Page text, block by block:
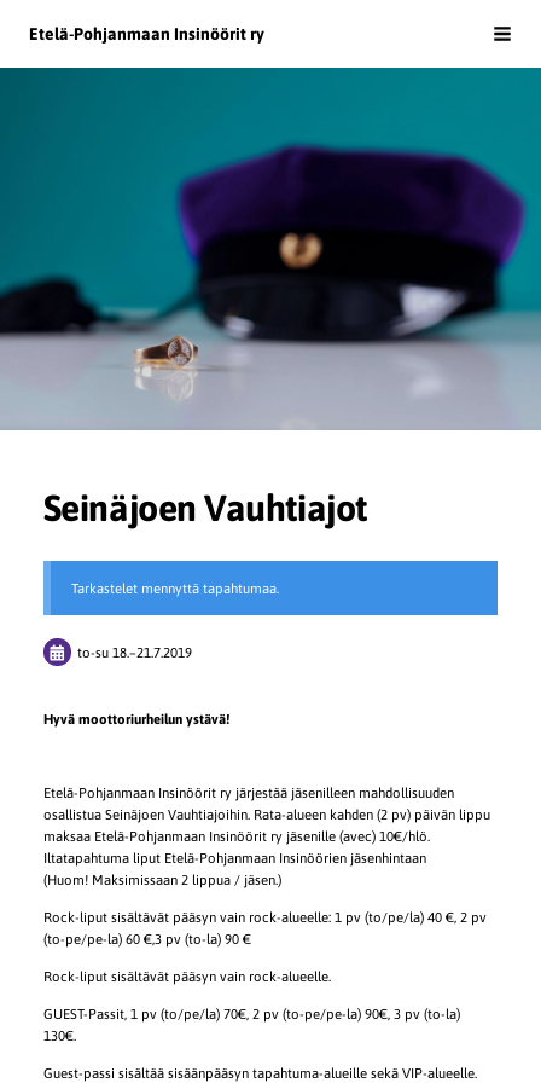
sivun
sisältöön
Etelä-Pohjanmaan Insinöörit ry
Seinäjoen Vauhtiajot
Tarkastelet mennyttä tapahtumaa.
to-su18.–21.7.2019
Hyvä moottoriurheilun ystävä!
Etelä-Pohjanmaan Insinöörit ry järjestää jäsenilleen mahdollisuuden
osallistua Seinäjoen Vauhtiajoihin. Rata-alueen kahden (2 pv) päivän lippu
maksaa Etelä-Pohjanmaan Insinöörit ry jäsenille (avec) 10€/hlö.
Iltatapahtuma liput Etelä-Pohjanmaan Insinöörien jäsenhintaan
(Huom! Maksimissaan 2 lippua / jäsen.)
Rock-liput sisältävät pääsyn vain rock-alueelle: 1 pv (to/pe/la) 40 €, 2 pv
(to-pe/pe-la) 60 €,3 pv (to-la) 90 €
Rock-liput sisältävät pääsyn vain rock-alueelle.
GUEST-Passit, 1 pv (to/pe/la) 70€, 2 pv (to-pe/pe-la) 90€, 3 pv (to-la)
130€.
Guest-passi sisältää sisäänpääsyn tapahtuma-alueille sekä VIP-alueelle.